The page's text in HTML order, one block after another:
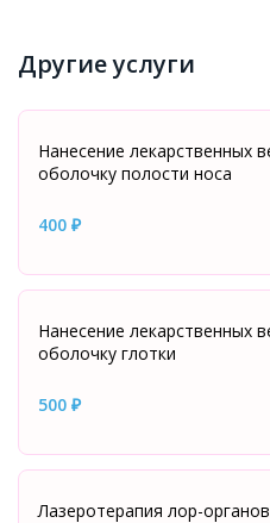
Другие услуги
Нанесение лекарственных
оболочку полости носа
400 ₽
Нанесение лекарственных
оболочку глотки
500 ₽
Лазеротерапия лор-